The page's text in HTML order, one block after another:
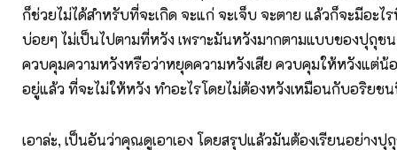
ก็ช่วยไม่ได้สำหรับที่จะเกิด จะแก่ จะเจ็บ จะตาย แล้วก็จะมีอะไ
บ่อยๆ ไม่เป็นไปตามที่หวัง เพราะมันหวังมากตามแบบของปุถุช
ควบคุมความหวังหรือว่าหยุดความหวังเสีย ควบคุมให้หวังแต่น้
อยู่แล้ว ที่จะไม่ให้หวัง ทำอะไรโดยไม่ต้องหวังเหมือนกับอริยช
เอาล่ะ, เป็นอันว่าคุณดูเอาเอง โดยสรุปแล้วมันต้องเรียนอย่าง